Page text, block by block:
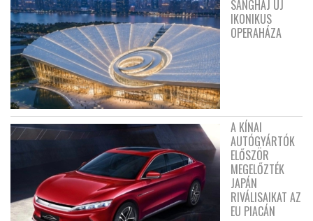
SANGHAJ ÚJ
IKONIKUS
OPERAHÁZA
A KÍNAI
AUTÓGYÁRTÓK
ELŐSZÖR
MEGELŐZTÉK
JAPÁN
RIVÁLISAIKAT AZ
EU PIACÁN